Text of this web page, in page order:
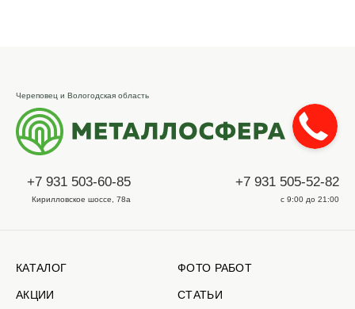
Череповец и Вологодская область
+7 931 503-60-85
Кирилловское шоссе, 78а
+7 931 505-52-82
с 9:00 до 21:00
КАТАЛОГ
АКЦИИ
ФОТО РАБОТ
СТАТЬИ